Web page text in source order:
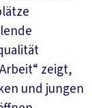
zeigt,
und jungen